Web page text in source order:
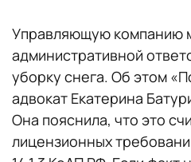
Управляющую компанию
административной
уборку снега. Об этом
адвокат Екатерина
Она пояснила, что это
лицензионных